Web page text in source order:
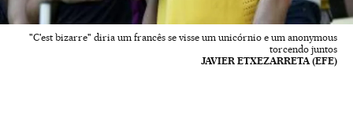
"C'est bizarre" diria um francês se visse um unicórnio e um anonymous
torcendo juntos
JAVIER ETXEZARRETA (EFE)